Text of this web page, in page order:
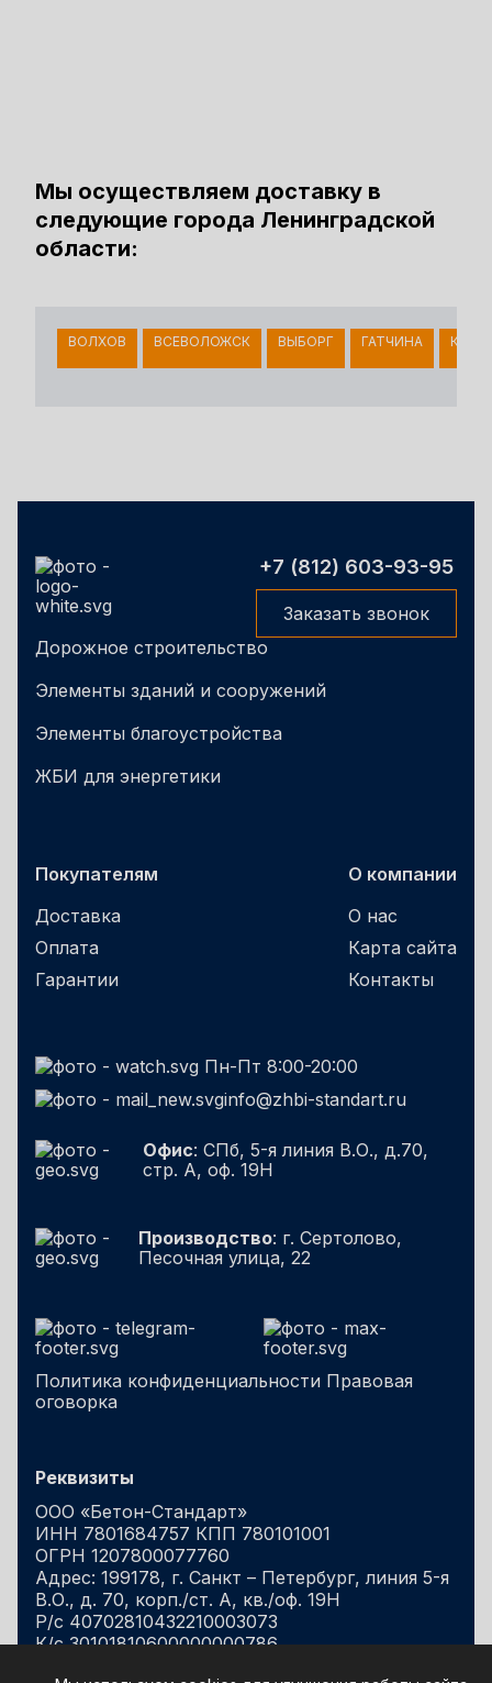
Мы осуществляем доставку в
следующие города Ленинградской
области:
ВОЛХОВ ВСЕВОЛОЖСК ВЫБОРГ ГАТЧИНА
+7 (812) 603-93-95
Заказать звонок
Дорожное строительство
Элементы зданий и сооружений
Элементы благоустройства
ЖБИ для энергетики
Покупателям
Доставка
Оплата
Гарантии
О компании
О нас
Карта сайта
Контакты
Пн-Пт 8:00-20:00
info@zhbi-standart.ru
Офис: СПб, 5-я линия В.О., д.70,
стр. А, оф. 19Н
Производство: г. Сертолово,
Песочная улица, 22
Политика конфиденциальности Правовая
оговорка
Реквизиты
ООО «Бетон-Стандарт»
ИНН 7801684757 КПП 780101001
ОГРН 1207800077760
Адрес: 199178, г. Санкт – Петербург, линия 5-я
В.О., д. 70, корп./ст. А, кв./оф. 19Н
Р/с 40702810432210003073
К/с 30101810600000000786